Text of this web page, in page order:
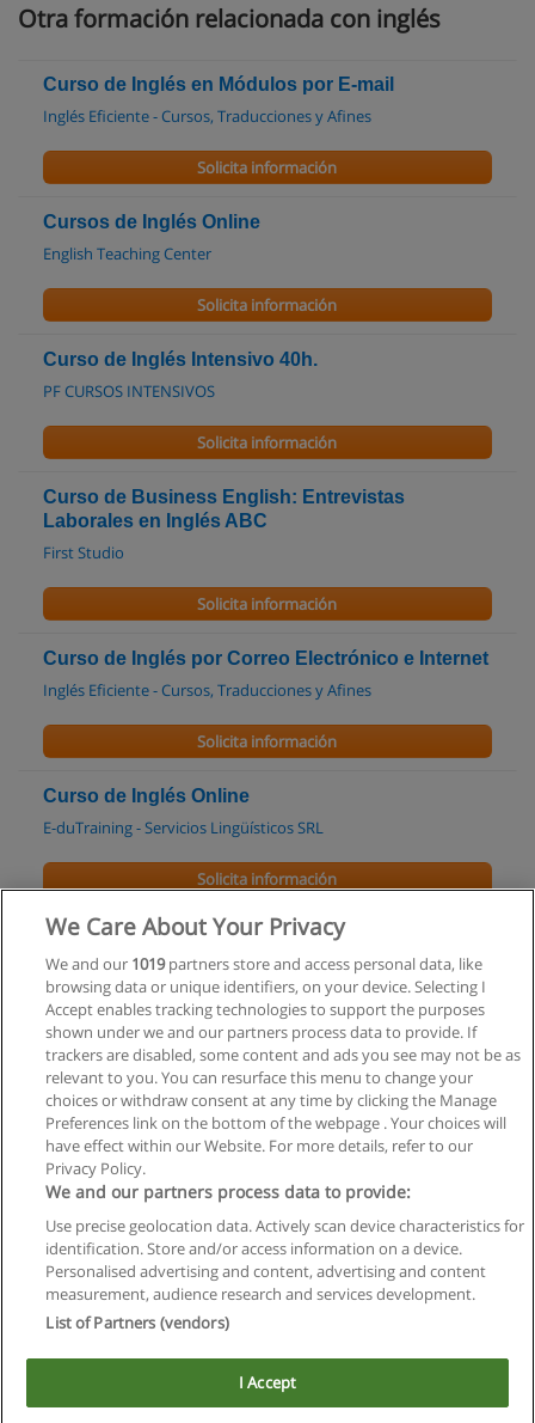
Otra formación relacionada con inglés
Curso de Inglés en Módulos por E-mail
Inglés Eficiente - Cursos, Traducciones y Afines
Solicita información
Cursos de Inglés Online
English Teaching Center
Solicita información
Curso de Inglés Intensivo 40h.
PF CURSOS INTENSIVOS
Solicita información
Curso de Business English: Entrevistas
Laborales en Inglés ABC
First Studio
Solicita información
Curso de Inglés por Correo Electrónico e Internet
Inglés Eficiente - Cursos, Traducciones y Afines
Solicita información
Curso de Inglés Online
E-duTraining - Servicios Lingüísticos SRL
Solicita información
Curso de Inglés Online con Reconocimiento de
Voz
ELI Educa
Solicita información
Privacidad de datos
Contactar con Educaedu
Copyright © Educaedu Business S.L. - CIF : B-95610580: -
We Care About Your Privacy
We and our 1019partners store and access personal data, like
browsing data or unique identifiers, on your device. Selecting I
Accept enables tracking technologies to support the purposes
shown under we and our partners process data to provide. If
trackers are disabled, some content and ads you see may not be as
relevant to you. You can resurface this menu to change your
choices or withdraw consent at any time by clicking the Manage
Preferences link on the bottom of the webpage . Your choices will
have effect within our Website. For more details, refer to our
Privacy Policy.
We and our partners process data to provide:
Use precise geolocation data. Actively scan device characteristics for
identification. Store and/or access information on a device.
Personalised advertising and content, advertising and content
measurement, audience research and services development.
List of Partners (vendors)
I Accept